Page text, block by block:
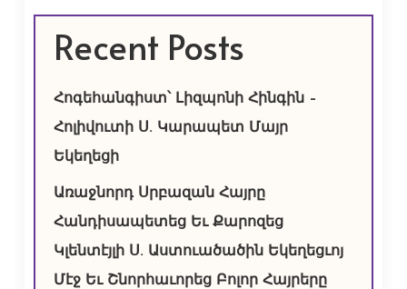
Recent Posts
Հոգեհանգիստ՝ Լիզպոնի Հինգին –
Հոլիվուտի Ս. Կարապետ Մայր
Եկեղեցի
Առաջնորդ Սրբազան Հայրը
Հանդիսապետեց Եւ Քարոզեց
Կլենտէյլի Ս. Աստուածածին Եկեղեցւոյ
Մէջ Եւ Շնորհաւորեց Բոլոր Հայրերը